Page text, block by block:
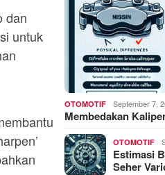
dan
untuk
OTOMOTIF September 7,
Membedakan
OTOMOTIF
Estimasi
Seher